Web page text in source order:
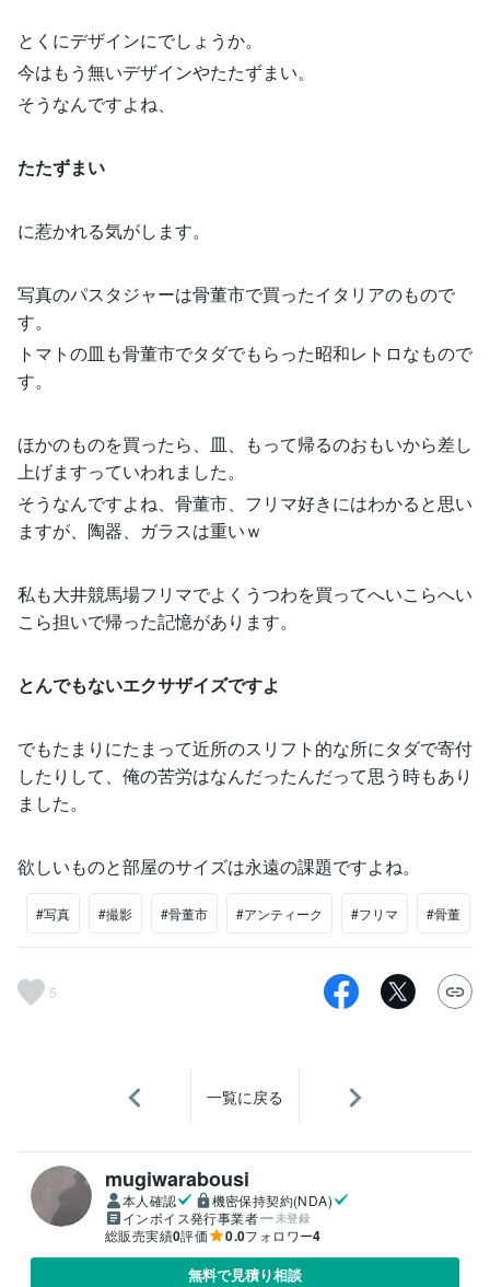
とくにデザインにでしょうか。
今はもう無いデザインやたたずまい。
そうなんですよね、
たたずまい
に惹かれる気がします。
写真のパスタジャーは骨董市で買ったイタリアのもので
す。
トマトの皿も骨董市でタダでもらった昭和レトロなもので
す。
ほかのものを買ったら、皿、もって帰るのおもいから差し
上げますっていわれました。
そうなんですよね、骨董市、フリマ好きにはわかると思い
ますが、陶器、ガラスは重いｗ
私も大井競馬場フリマでよくうつわを買ってへいこらへい
こら担いで帰った記憶があります。
とんでもないエクサザイズですよ
でもたまりにたまって近所のスリフト的な所にタダで寄付
したりして、俺の苦労はなんだったんだって思う時もあり
ました。
欲しいものと部屋のサイズは永遠の課題ですよね。
#写真 #撮影 #骨董市 #アンティーク #フリマ #骨董
5
一覧に戻る
mugiwarabousi
本人確認
機密保持契約(NDA)
インボイス発行事業者
未登録
総販売実績0評価 0.0フォロワー4
無料で見積り相談